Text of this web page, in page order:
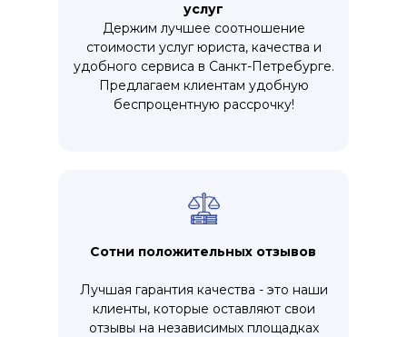
Держим лучшее соотношение
стоимости услуг юриста, качества и
удобного сервиса в Санкт-Петребурге.
Предлагаем клиентам удобную
беспроцентную рассрочку!
услуг
Лучшая гарантия качества - это наши
клиенты, которые оставляют свои
отзывы на независимых площадках
Сотни положительных отзывов